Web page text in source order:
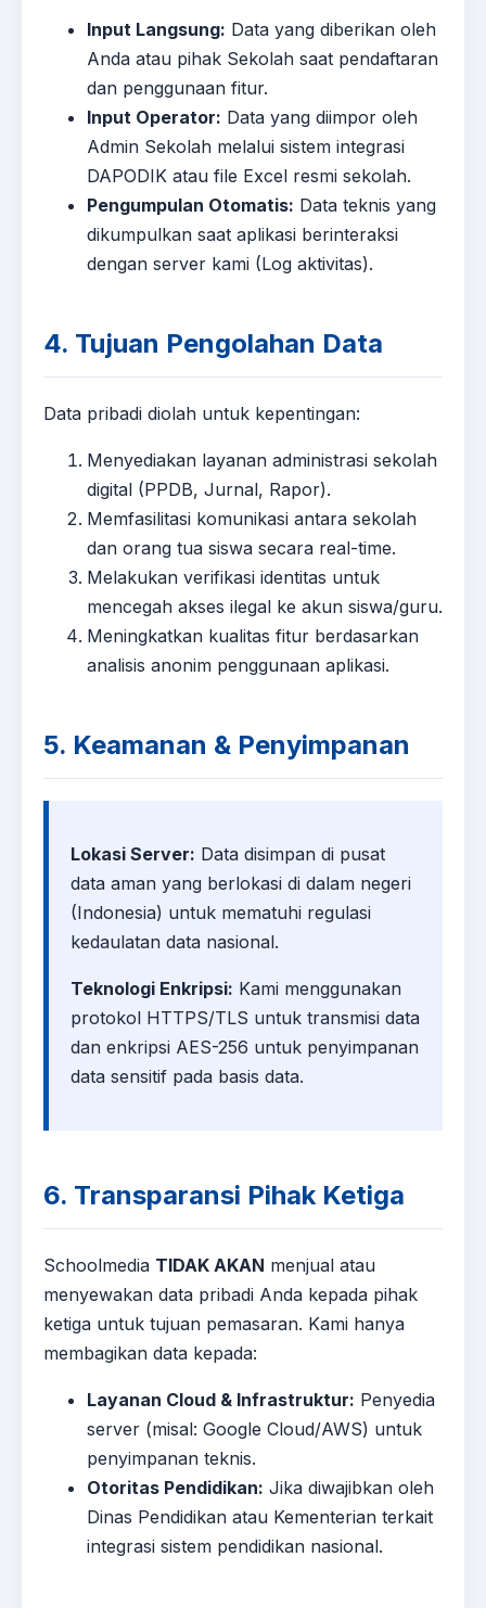
Input Langsung: Data yang diberikan oleh
Anda atau pihak Sekolah saat pendaftaran
dan penggunaan fitur.
Input Operator: Data yang diimpor oleh
Admin Sekolah melalui sistem integrasi
DAPODIK atau file Excel resmi sekolah.
Pengumpulan Otomatis: Data teknis yang
dikumpulkan saat aplikasi berinteraksi
dengan server kami (Log aktivitas).
4. Tujuan Pengolahan Data
Data pribadi diolah untuk kepentingan:
Menyediakan layanan administrasi sekolah
digital (PPDB, Jurnal, Rapor).
Memfasilitasi komunikasi antara sekolah
dan orang tua siswa secara real-time.
Melakukan verifikasi identitas untuk
mencegah akses ilegal ke akun siswa/guru.
Meningkatkan kualitas fitur berdasarkan
analisis anonim penggunaan aplikasi.
5. Keamanan & Penyimpanan
Lokasi Server: Data disimpan di pusat
data aman yang berlokasi di dalam negeri
(Indonesia) untuk mematuhi regulasi
kedaulatan data nasional.
Teknologi Enkripsi: Kami menggunakan
protokol HTTPS/TLS untuk transmisi data
dan enkripsi AES-256 untuk penyimpanan
data sensitif pada basis data.
6. Transparansi Pihak Ketiga
Schoolmedia TIDAK AKAN menjual atau
menyewakan data pribadi Anda kepada pihak
ketiga untuk tujuan pemasaran. Kami hanya
membagikan data kepada:
Layanan Cloud & Infrastruktur: Penyedia
server (misal: Google Cloud/AWS) untuk
penyimpanan teknis.
Otoritas Pendidikan: Jika diwajibkan oleh
Dinas Pendidikan atau Kementerian terkait
integrasi sistem pendidikan nasional.